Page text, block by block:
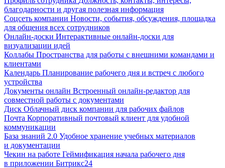
благодарности и другая полезная информация
Соцсеть компании Новости, события, обсуждения, площадка
для общения всех сотрудников
Онлайн-доски Интерактивные онлайн-доски для
визуализации идей
Коллабы Пространства для работы с внешними командами и
клиентами
Календарь Планирование рабочего дня и встреч с любого
устройства
Документы онлайн Встроенный онлайн-редактор для
совместной работы с документами
Диск Облачный диск компании для рабочих файлов
Почта Корпоративный почтовый клиент для удобной
коммуникации
База знаний 2.0 Удобное хранение учебных материалов
и документации
Чекин на работе Геймификация начала рабочего дня
в приложении Битрикс24